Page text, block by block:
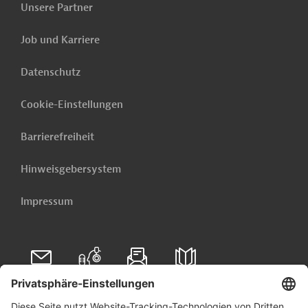
Unsere Partner
Job und Karriere
Datenschutz
Cookie-Einstellungen
Barrierefreiheit
Hinweisgebersystem
Impressum